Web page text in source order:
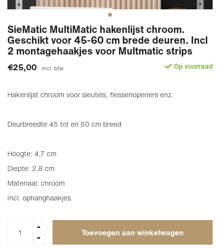
SieMatic MultiMatic hakenlijst chroom.
Geschikt voor 45-60 cm brede deuren. Incl
2 montagehaakjes voor Multmatic strips
€25,00 Incl. btw Op voorraad
Hakenlijst chroom voor sleutels, flessenopeners enz.
Deurbreedte 45 tot en 60 cm breed
Hoogte: 4,7 cm
Diepte: 2,8 cm
Materiaal: chroom
Incl. ophanghaakjes.
Toevoegen aan winkelwagen